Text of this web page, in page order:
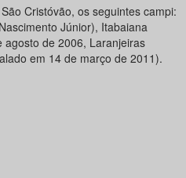
Cristóvão, os seguintes campi:
Júnior), Itabaiana
agosto de 2006, Laranjeiras
em 14 de março de 2011).